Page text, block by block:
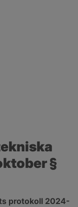
§
protokoll 2024-